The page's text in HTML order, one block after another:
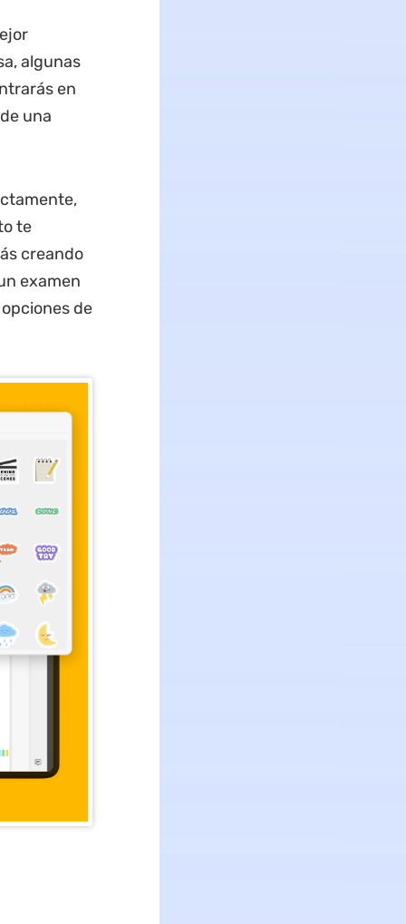
algunas
en
una
te
creando
examen
de